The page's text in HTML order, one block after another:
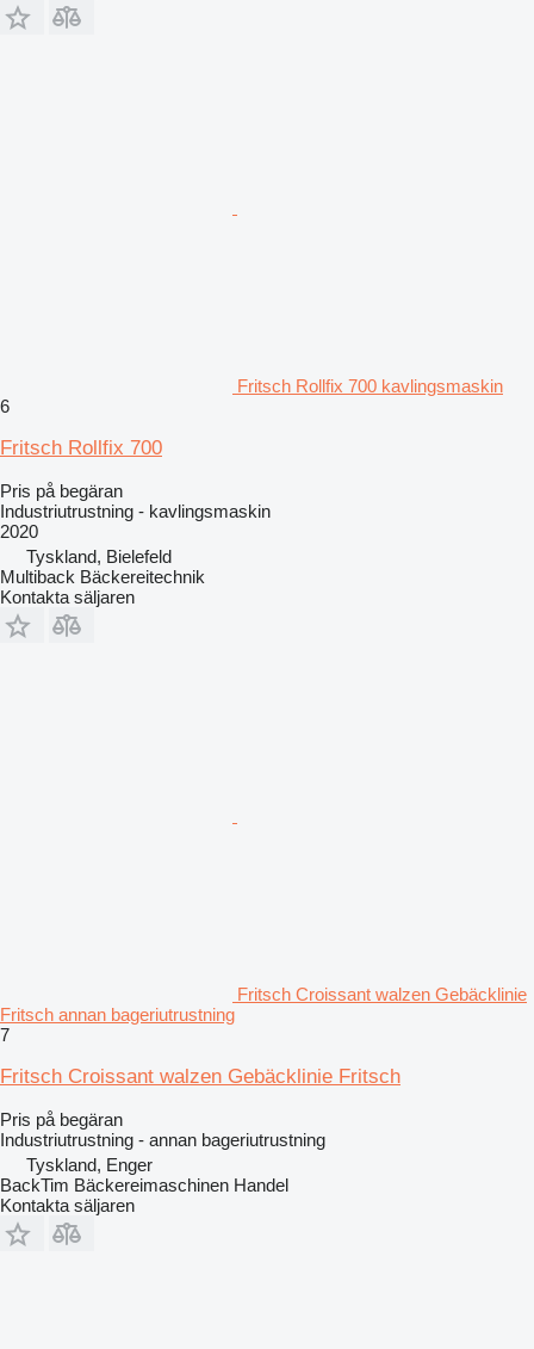
Fritsch Rollfix 700 kavlingsmaskin
6
Fritsch Rollfix 700
Pris på begäran
Industriutrustning - kavlingsmaskin
2020
Tyskland, Bielefeld
Multiback Bäckereitechnik
Kontakta säljaren
Fritsch Croissant walzen Gebäcklinie
Fritsch annan bageriutrustning
7
Fritsch Croissant walzen Gebäcklinie Fritsch
Pris på begäran
Industriutrustning - annan bageriutrustning
Tyskland, Enger
BackTim Bäckereimaschinen Handel
Kontakta säljaren